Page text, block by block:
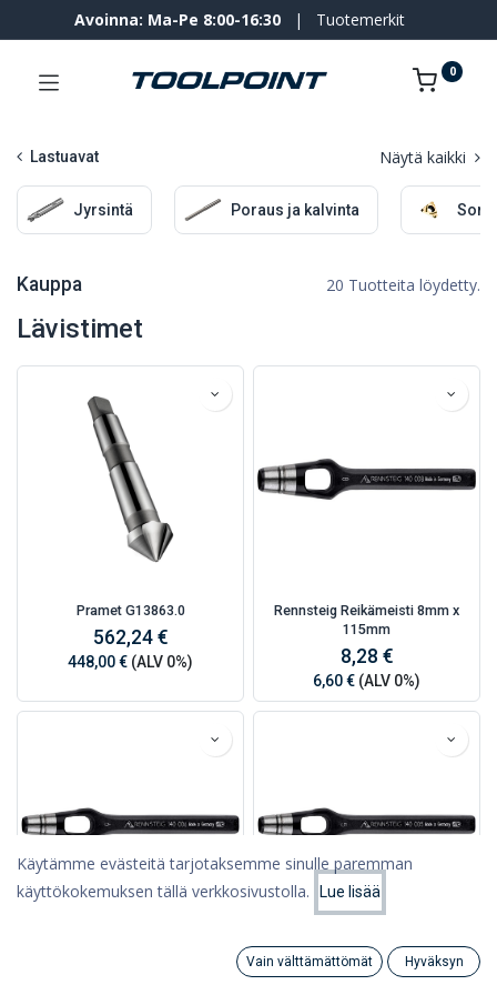
Suosituimmat
Category
Avoinna: Ma-Pe 8:00-16:30 | Tuotemerkit
0
Lastuavat Näytä kaikki
Jyrsintä Poraus ja kalvinta
Kauppa 20 Tuotteita löydetty.
Lävistimet
Pramet G13863.0
562,24 €
448,00 € (ALV 0%)
Rennsteig Reikämeisti 8mm x
115mm
8,28 €
6,60 € (ALV 0%)
Rennsteig Reikämeisti 5mm x
105mm
Käytämme evästeitä tarjotaksemme sinulle paremman
käyttökokemuksen tällä verkkosivustolla.
Lue lisää
Vain välttämättömät Hyväksyn